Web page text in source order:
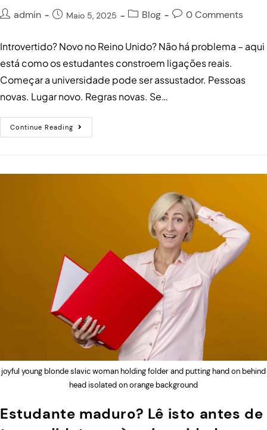
admin Maio 5, 2025 Blog 0 Comments
Introvertido? Novo no Reino Unido? Não há problema – aqui
está como os estudantes constroem ligações reais.
Começar a universidade pode ser assustador. Pessoas
novas. Lugar novo. Regras novas. Se…
Continue Reading
joyful young blonde slavic woman holding folder and putting hand on behind
head isolated on orange background
Estudante maduro? Lê isto antes de